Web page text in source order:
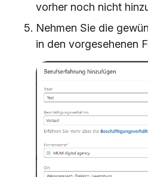
vorher noch nicht
Nehmen Sie die
in den vorgesehenen